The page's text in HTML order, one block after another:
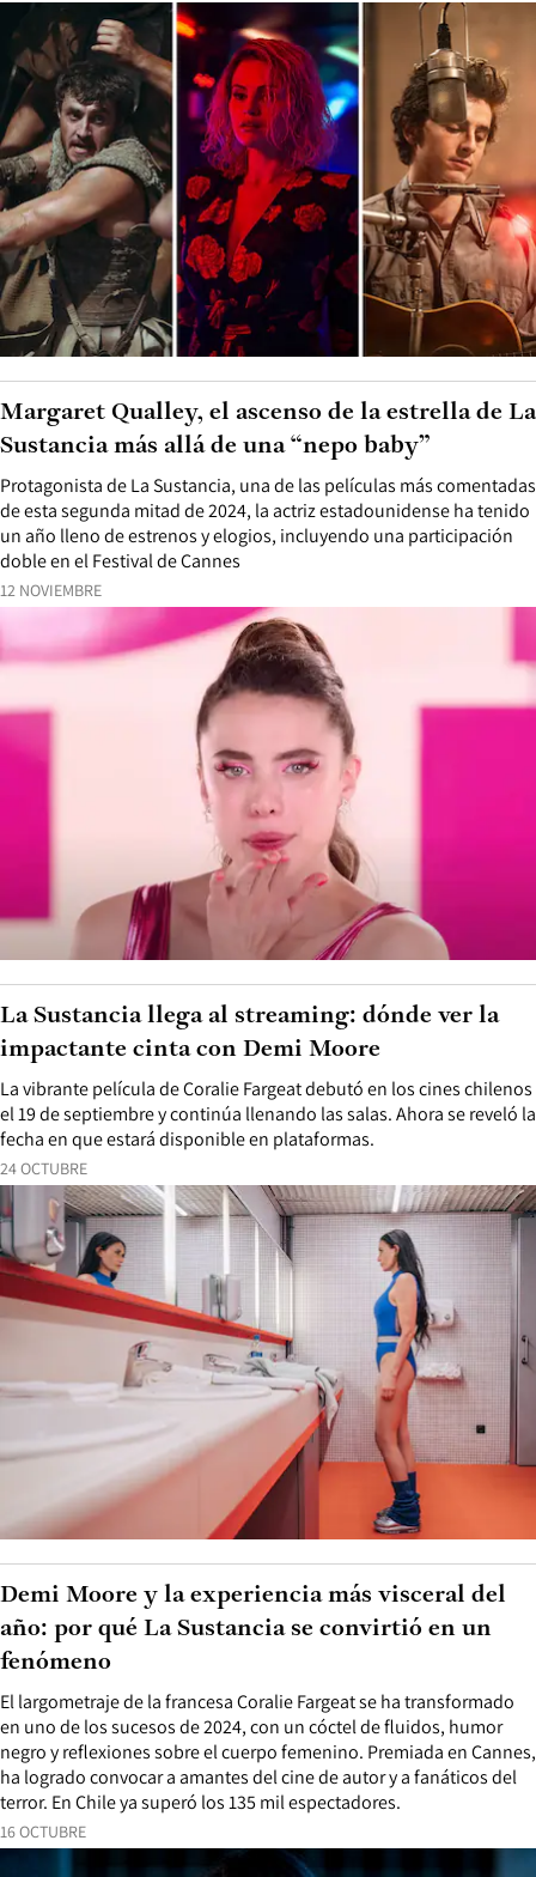
12 NOVIEMBRE
Protagonista de La Sustancia, una de las películas más comentadas
de esta segunda mitad de 2024, la actriz estadounidense ha tenido
un año lleno de estrenos y elogios, incluyendo una participación
doble en el Festival de Cannes
Margaret Qualley, el ascenso de la estrella de La
Sustancia más allá de una “nepo baby”
24 OCTUBRE
La vibrante película de Coralie Fargeat debutó en los cines chilenos
el 19 de septiembre y continúa llenando las salas. Ahora se reveló la
fecha en que estará disponible en plataformas.
La Sustancia llega al streaming: dónde ver la
impactante cinta con Demi Moore
16 OCTUBRE
El largometraje de la francesa Coralie Fargeat se ha transformado
en uno de los sucesos de 2024, con un cóctel de fluidos, humor
negro y reflexiones sobre el cuerpo femenino. Premiada en Cannes,
ha logrado convocar a amantes del cine de autor y a fanáticos del
terror. En Chile ya superó los 135 mil espectadores.
Demi Moore y la experiencia más visceral del
año: por qué La Sustancia se convirtió en un
fenómeno